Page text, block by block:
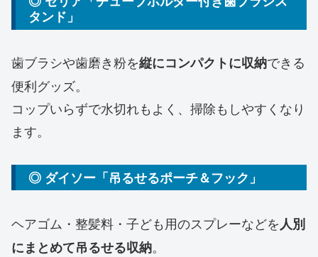
タンド」
歯ブラシや歯磨き粉を縦にコンパクトに収納できる
便利グッズ。
コップいらずで水切れもよく、掃除もしやすくなり
ます。
◎ ダイソー「吊るせるポーチ＆フック」
ヘアゴム・整髪料・子ども用のスプレーなどを人別
にまとめて吊るせる収納。